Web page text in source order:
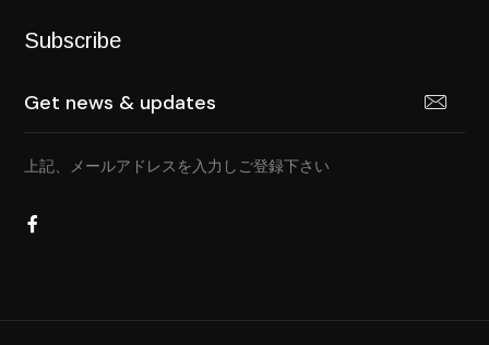
Subscribe
上記、メールアドレスを入力しご登録下さい